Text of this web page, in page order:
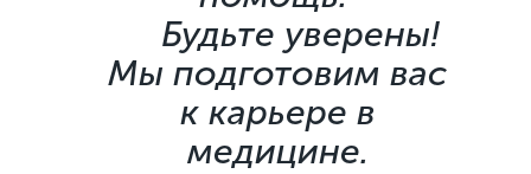
Будьте уверены!
Мы подготовим вас
к карьере в
медицине.